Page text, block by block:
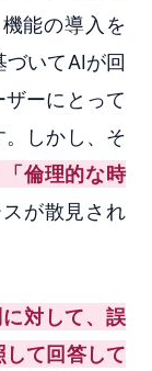
能の導入を
いてAIが回
ーにとって
しかし、そ
「倫理的な時
が散見され
に対して、誤
て回答して